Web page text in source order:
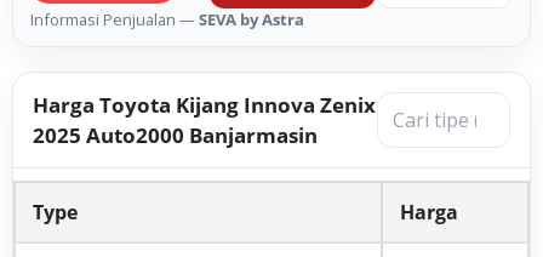
Informasi Penjualan —SEVA by Astra
Harga Toyota Kijang Innova Zenix
2025 Auto2000 Banjarmasin
Type Harga